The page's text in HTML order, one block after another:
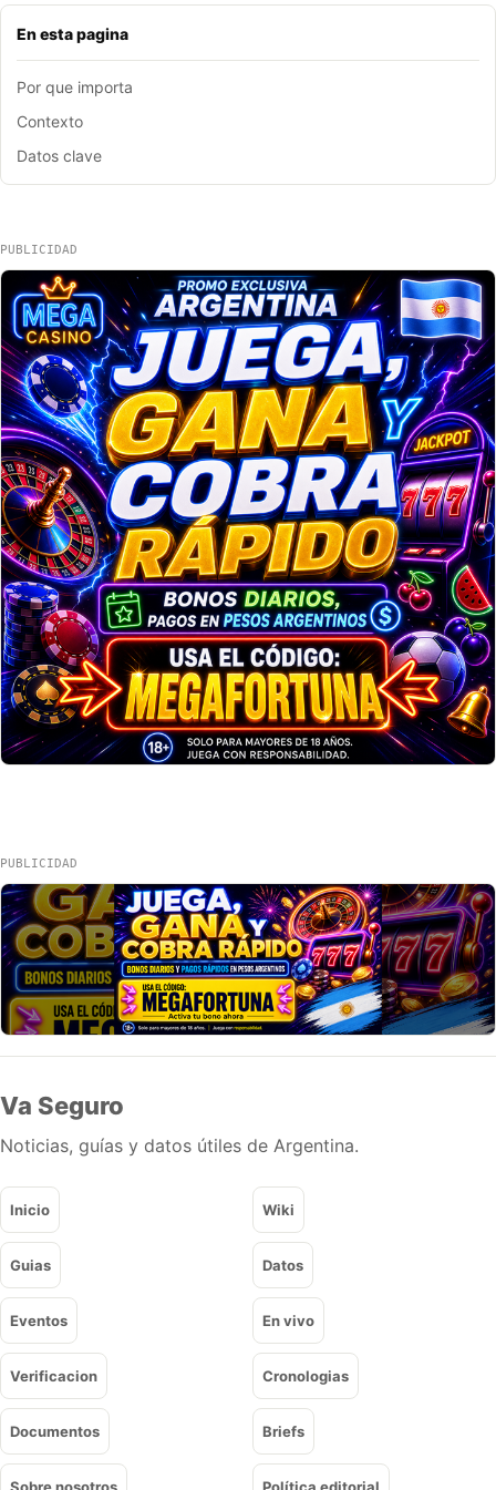
En esta pagina
Por que importa
Contexto
Datos clave
PUBLICIDAD
PUBLICIDAD
Va Seguro
Noticias, guías y datos útiles de Argentina.
Inicio Wiki
Guias Datos
Eventos En vivo
Verificacion Cronologias
Documentos Briefs
Sobre nosotros Política editorial